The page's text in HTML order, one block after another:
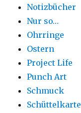
Notizbücher
Nur so…
Ohrringe
Ostern
Project Life
Punch Art
Schmuck
Schüttelkarte